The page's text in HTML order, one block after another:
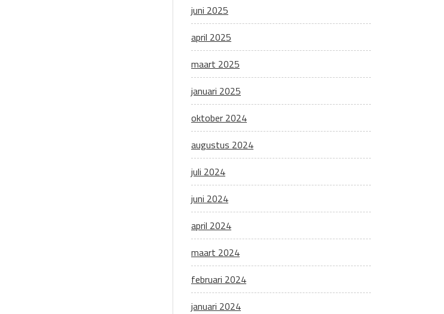
juni 2025
april 2025
maart 2025
januari 2025
oktober 2024
augustus 2024
juli 2024
juni 2024
april 2024
maart 2024
februari 2024
januari 2024